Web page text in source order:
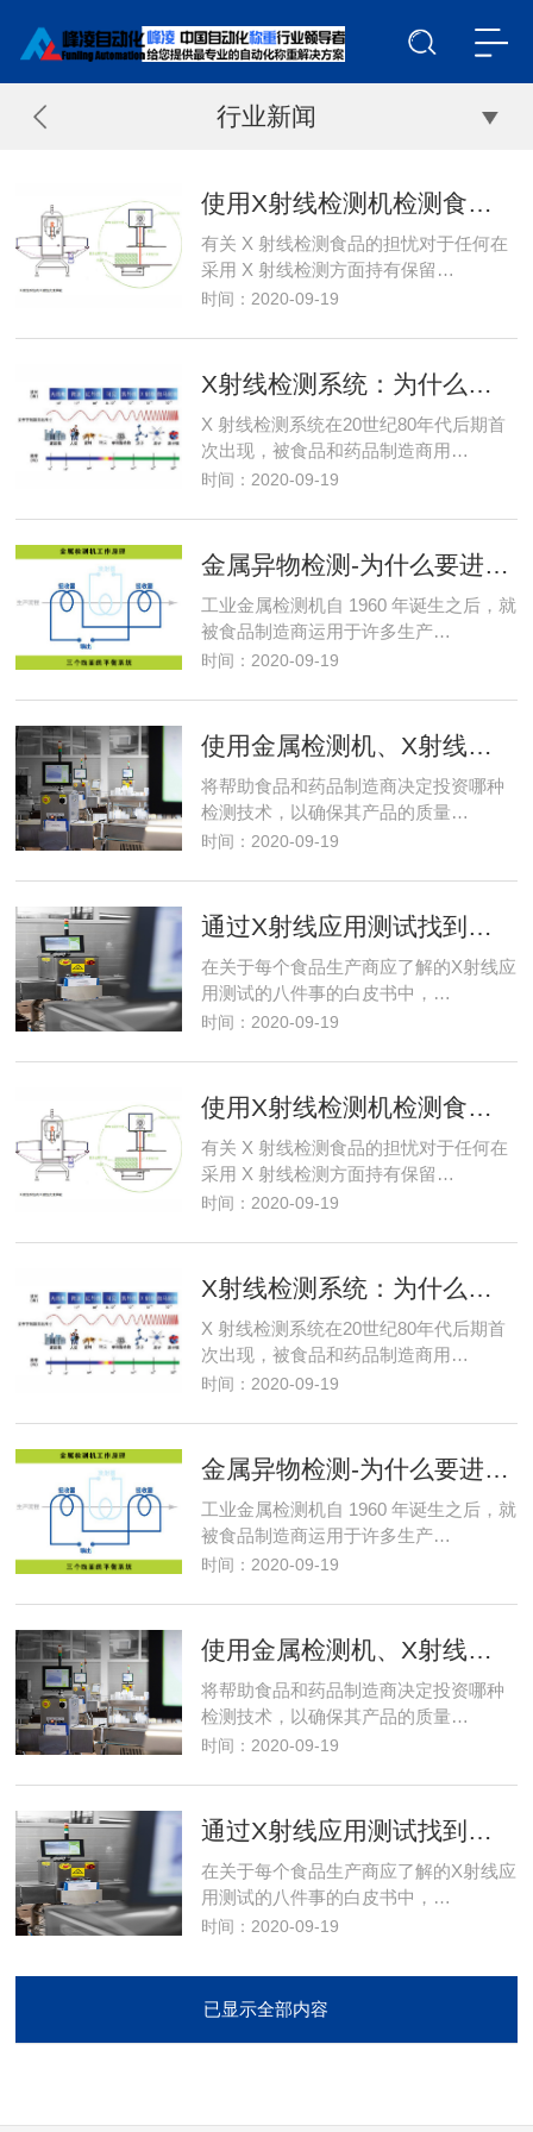
行业新闻
使用X射线检测机检测食品的安全性如何？
有关 X 射线检测食品的担忧对于任何在
采用 X 射线检测方面持有保留…
时间：2020-09-19
X射线检测系统：为什么要进行X射线检测？
X 射线检测系统在20世纪80年代后期首
次出现，被食品和药品制造商用…
时间：2020-09-19
金属异物检测-为什么要进行金属异物检测？
工业金属检测机自 1960 年诞生之后，就
被食品制造商运用于许多生产…
时间：2020-09-19
使用金属检测机、X射线检测机？还是同时使用两种检测方式？
将帮助食品和药品制造商决定投资哪种
检测技术，以确保其产品的质量…
时间：2020-09-19
通过X射线应用测试找到最佳的检测解决方案
在关于每个食品生产商应了解的X射线应
用测试的八件事的白皮书中，…
时间：2020-09-19
使用X射线检测机检测食品的安全性如何？
有关 X 射线检测食品的担忧对于任何在
采用 X 射线检测方面持有保留…
时间：2020-09-19
X射线检测系统：为什么要进行X射线检测？
X 射线检测系统在20世纪80年代后期首
次出现，被食品和药品制造商用…
时间：2020-09-19
金属异物检测-为什么要进行金属异物检测？
工业金属检测机自 1960 年诞生之后，就
被食品制造商运用于许多生产…
时间：2020-09-19
使用金属检测机、X射线检测机？还是同时使用两种检测方式？
将帮助食品和药品制造商决定投资哪种
检测技术，以确保其产品的质量…
时间：2020-09-19
通过X射线应用测试找到最佳的检测解决方案
在关于每个食品生产商应了解的X射线应
用测试的八件事的白皮书中，…
时间：2020-09-19
已显示全部内容